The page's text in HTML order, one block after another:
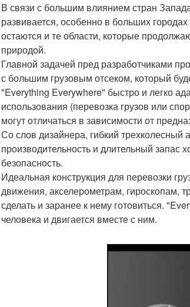
В связи с большим влиянием стран
развивается, особенно в больших
остаются и те области, которые
природой.
Главной задачей пред разработчиками
с большим грузовым отсеком, который
"Everything Everywhere" быстро и легко
использования (перевозка грузов или
могут отличаться в зависимости от
Со слов дизайнера, гибкий
производительность и длительный запас
безопасность.
Идеальная конструкция для перевозки
движения, акселерометрам, гироскопам,
сделать и заранее к нему готовиться.
человека и двигается вместе с ним.